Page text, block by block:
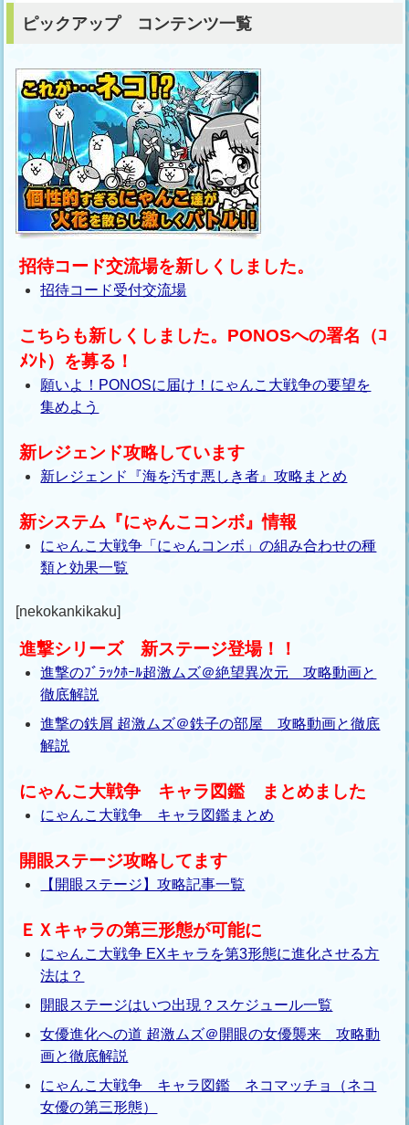
ピックアップ コンテンツ一覧
招待コード交流場を新しくしました。
招待コード受付交流場
こちらも新しくしました。PONOSへの署名（ｺ
ﾒﾝﾄ）を募る！
願いよ！PONOSに届け！にゃんこ大戦争の要望を
集めよう
新レジェンド攻略しています
新レジェンド『海を汚す悪しき者』攻略まとめ
新システム『にゃんこコンボ』情報
にゃんこ大戦争「にゃんコンボ」の組み合わせの種
類と効果一覧
[nekokankikaku]
進撃シリーズ 新ステージ登場！！
進撃のﾌﾞﾗｯｸﾎｰﾙ超激ムズ＠絶望異次元 攻略動画と
徹底解説
進撃の鉄屑 超激ムズ＠鉄子の部屋 攻略動画と徹底
解説
にゃんこ大戦争 キャラ図鑑 まとめました
にゃんこ大戦争 キャラ図鑑まとめ
開眼ステージ攻略してます
【開眼ステージ】攻略記事一覧
ＥＸキャラの第三形態が可能に
にゃんこ大戦争 EXキャラを第3形態に進化させる方
法は？
開眼ステージはいつ出現？スケジュール一覧
女優進化への道 超激ムズ＠開眼の女優襲来 攻略動
画と徹底解説
にゃんこ大戦争 キャラ図鑑 ネコマッチョ（ネコ
女優の第三形態）